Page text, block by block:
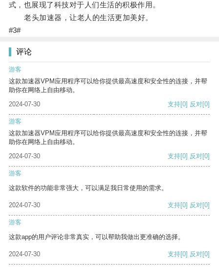
式，也展现了科技对于人们生活的积极作用。
老头加速器，让老人的生活更加美好。
#3#
评论
游客
这款加速器VPM应用程序可以给你提供最高速度和安全性的连接，并帮
助你在网络上自由移动。
2024-07-30
支持[0] 反对[0]
游客
这款加速器VPM应用程序可以给你提供最高速度和安全性的连接，并帮
助你在网络上自由移动。
2024-07-30
支持[0] 反对[0]
游客
这款软件的功能非常强大，可以满足我日常使用的需求。
2024-07-30 支持[0] 反对[0]
游客
这款app的用户评论非常真实，可以帮助我做出更准确的选择。
2024-07-30 支持[0] 反对[0]